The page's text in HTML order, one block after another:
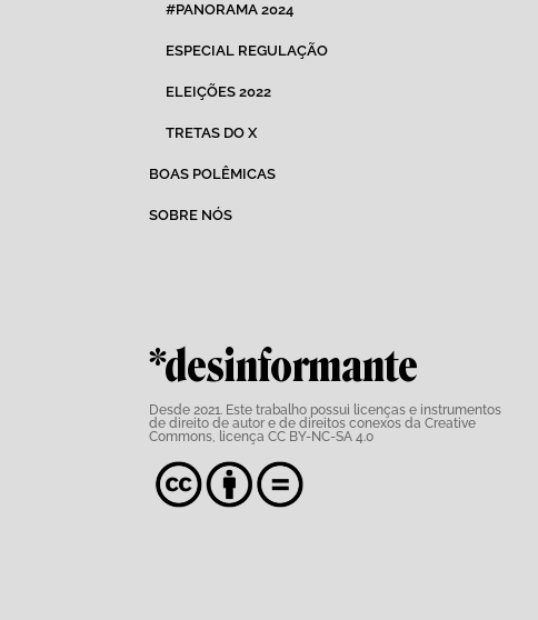
#PANORAMA 2024
ESPECIAL REGULAÇÃO
ELEIÇÕES 2022
TRETAS DO X
BOAS POLÊMICAS
SOBRE NÓS
*desinformante
Desde 2021. Este trabalho possui licenças e instrumentos
de direito de autor e de direitos conexos da Creative
Commons, licença CC BY-NC-SA 4.0